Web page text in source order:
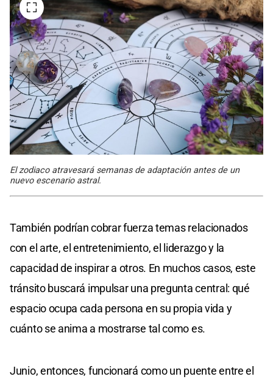
El zodiaco atravesará semanas de adaptación antes de un
nuevo escenario astral.
También podrían cobrar fuerza temas relacionados
con el arte, el entretenimiento, el liderazgo y la
capacidad de inspirar a otros. En muchos casos, este
tránsito buscará impulsar una pregunta central: qué
espacio ocupa cada persona en su propia vida y
cuánto se anima a mostrarse tal como es.
Junio, entonces, funcionará como un puente entre el